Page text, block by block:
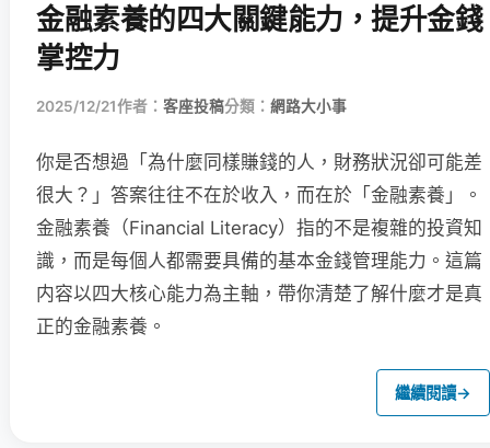
金融素養的四大關鍵能力，提升金錢
掌控力
2025/12/21作者： 客座投稿分類： 網路大小事
你是否想過「為什麼同樣賺錢的人，財務狀況卻可能差
很大？」答案往往不在於收入，而在於「金融素養」。
金融素養（Financial Literacy）指的不是複雜的投資知
識，而是每個人都需要具備的基本金錢管理能力。這篇
内容以四大核心能力為主軸，帶你清楚了解什麼才是真
正的金融素養。
繼續閱讀→